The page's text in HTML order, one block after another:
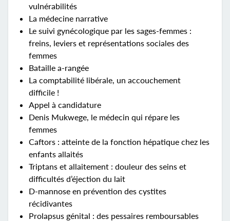
vulnérabilités
La médecine narrative
Le suivi gynécologique par les sages-femmes :
freins, leviers et représentations sociales des
femmes
Bataille a-rangée
La comptabilité libérale, un accouchement
difficile !
Appel à candidature
Denis Mukwege, le médecin qui répare les
femmes
Caftors : atteinte de la fonction hépatique chez les
enfants allaités
Triptans et allaitement : douleur des seins et
difficultés d’éjection du lait
D-mannose en prévention des cystites
récidivantes
Prolapsus génital : des pessaires remboursables